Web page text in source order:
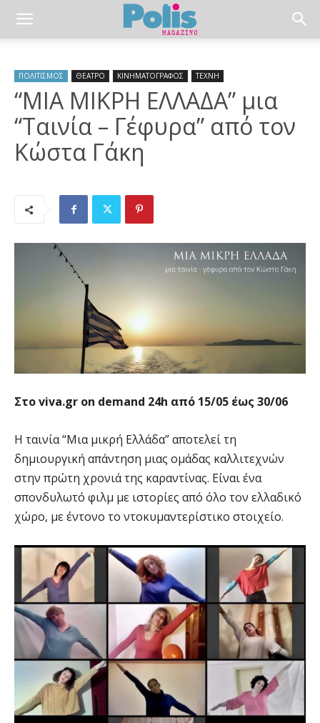
ΠΟΛΙΤΙΣΜΟΣ ΘΕΑΤΡΟ ΚΙΝΗΜΑΤΟΓΡΑΦΟΣ ΤΕΧΝΗ
“ΜΙΑ ΜΙΚΡΗ ΕΛΛΑΔΑ” μια
“Ταινία – Γέφυρα” από τον
Κώστα Γάκη
Στο viva.gr on demand 24h από 15/05 έως 30/06
Η ταινία “Μια μικρή Ελλάδα” αποτελεί τη
δημιουργική απάντηση μιας ομάδας καλλιτεχνών
στην πρώτη χρονιά της καραντίνας. Είναι ένα
σπονδυλωτό φιλμ με ιστορίες από όλο τον ελλαδικό
χώρο, με έντονο το ντοκυμαντερίστικο στοιχείο.